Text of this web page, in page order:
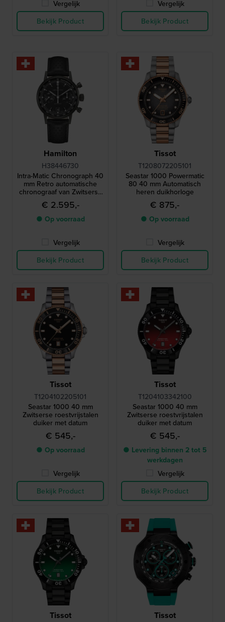
Vergelijk
Bekijk Product
Vergelijk
Bekijk Product
Hamilton
H38446730
Intra-Matic Chronograph 40
mm Retro automatische
chronograaf van Zwitserse
makelij
€ 2.595,-
● Op voorraad
Vergelijk
Bekijk Product
Tissot
T1208072205101
Seastar 1000 Powermatic
80 40 mm Automatisch
heren duikhorloge
€ 875,-
● Op voorraad
Vergelijk
Bekijk Product
Tissot
T1204102205101
Seastar 1000 40 mm
Zwitserse roestvrijstalen
duiker met datum
€ 545,-
● Op voorraad
Vergelijk
Bekijk Product
Tissot
T1204103342100
Seastar 1000 40 mm
Zwitserse roestvrijstalen
duiker met datum
€ 545,-
● Levering binnen 2 tot 5
werkdagen
Vergelijk
Bekijk Product
Tissot Tissot